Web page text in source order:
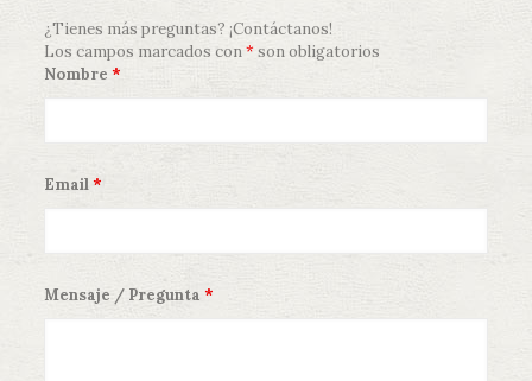
¿Tienes más preguntas? ¡Contáctanos!
Los campos marcados con* son obligatorios
Nombre*
Email*
Mensaje / Pregunta*